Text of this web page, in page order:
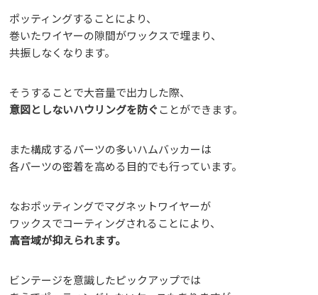
ポッティングすることにより、
巻いたワイヤーの隙間がワックスで埋まり、
共振しなくなります。
そうすることで大音量で出力した際、
意図としないハウリングを防ぐことができます。
また構成するパーツの多いハムバッカーは
各パーツの密着を高める目的でも行っています。
なおポッティングでマグネットワイヤーが
ワックスでコーティングされることにより、
高音域が抑えられます。
ビンテージを意識したピックアップでは